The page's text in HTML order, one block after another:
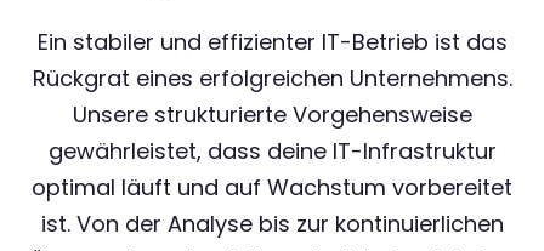
Ein stabiler und effizienter IT-Betrieb ist das
Rückgrat eines erfolgreichen Unternehmens.
Unsere strukturierte Vorgehensweise
gewährleistet, dass deine IT-Infrastruktur
optimal läuft und auf Wachstum vorbereitet
ist. Von der Analyse bis zur kontinuierlichen